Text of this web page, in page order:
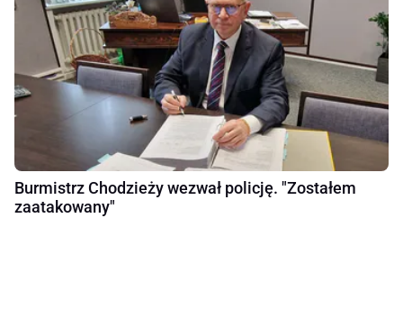
Burmistrz Chodzieży wezwał policję. "Zostałem
zaatakowany"